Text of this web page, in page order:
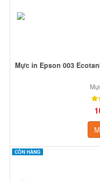
Mực in Epson 003
CÒN HÀNG